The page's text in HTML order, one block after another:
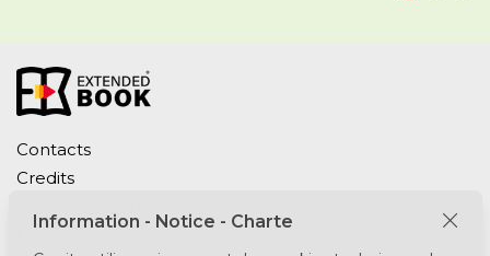
Contacts
Credits
Cookie Policy
Information - Notice - Charte